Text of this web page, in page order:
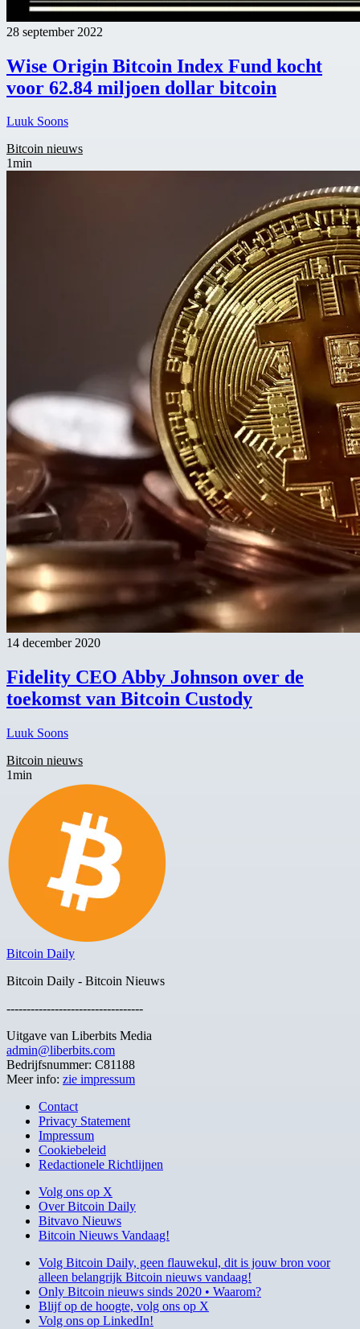
28 september 2022
Wise Origin Bitcoin Index Fund kocht
voor 62.84 miljoen dollar bitcoin
Luuk Soons
Bitcoin nieuws
1min
14 december 2020
Fidelity CEO Abby Johnson over de
toekomst van Bitcoin Custody
Luuk Soons
Bitcoin nieuws
1min
Bitcoin Daily
Bitcoin Daily - Bitcoin Nieuws
----------------------------------
Uitgave van Liberbits Media
admin@liberbits.com
Bedrijfsnummer: C81188
Meer info: zie impressum
Contact
Privacy Statement
Impressum
Cookiebeleid
Redactionele Richtlijnen
Volg ons op X
Over Bitcoin Daily
Bitvavo Nieuws
Bitcoin Nieuws Vandaag!
Volg Bitcoin Daily, geen flauwekul, dit is jouw bron voor
alleen belangrijk Bitcoin nieuws vandaag!
Only Bitcoin nieuws sinds 2020 • Waarom?
Blijf op de hoogte, volg ons op X
Volg ons op LinkedIn!